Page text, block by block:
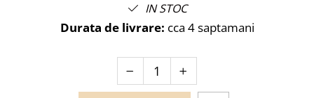
IN STOC
Durata de livrare: cca 4 saptamani